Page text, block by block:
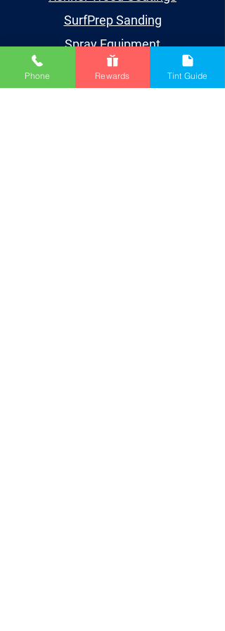
SurfPrep Sanding
Spray Equipment
Supplies
Phone Rewards Tint Guide